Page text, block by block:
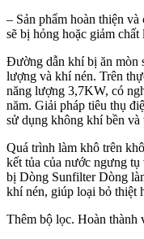
– Sản phẩm hoàn thiện
sẽ bị hỏng hoặc giảm chất
Đường dẫn khí bị ăn mòn
lượng và khí nén. Trên
năng lượng 3,7KW, có
năm. Giải pháp tiêu thụ
sử dụng không khí bền
Quá trình làm khô trên
kết tủa của nước ngưng
bị Dòng Sunfilter Dòng
khí nén, giúp loại bỏ thiệt
Thêm bộ lọc. Hoàn thành